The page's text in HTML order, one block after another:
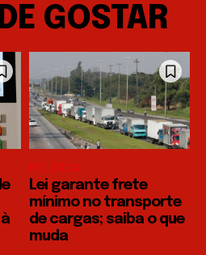
GOSTAR
POLÍTICA
Lei garante frete
mínimo no transporte
de cargas; saiba o que
muda